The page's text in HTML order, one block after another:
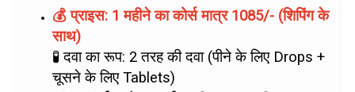
💰 प्राइस: 1 महीने का कोर्स मात्र 1085/- (शिपिंग के
साथ)
🧪 दवा का रूप: 2 तरह की दवा (पीने के लिए Drops +
चूसने के लिए Tablets)